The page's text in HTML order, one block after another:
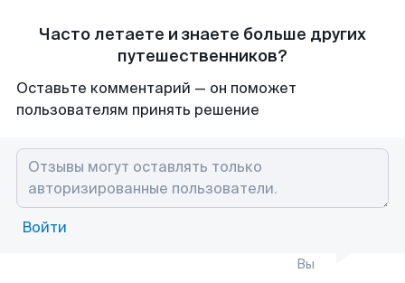
Часто летаете и знаете больше других
путешественников?
Оставьте комментарий — он поможет
пользователям принять решение
Войти
Вы